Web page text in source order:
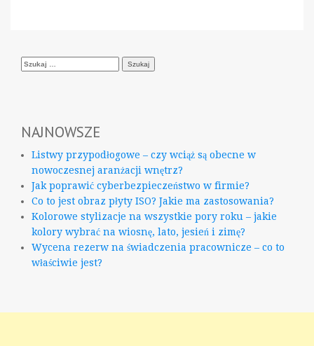
Szukaj:
NAJNOWSZE
Listwy przypodłogowe – czy wciąż są obecne w
nowoczesnej aranżacji wnętrz?
Jak poprawić cyberbezpieczeństwo w firmie?
Co to jest obraz płyty ISO? Jakie ma zastosowania?
Kolorowe stylizacje na wszystkie pory roku – jakie
kolory wybrać na wiosnę, lato, jesień i zimę?
Wycena rezerw na świadczenia pracownicze – co to
właściwie jest?